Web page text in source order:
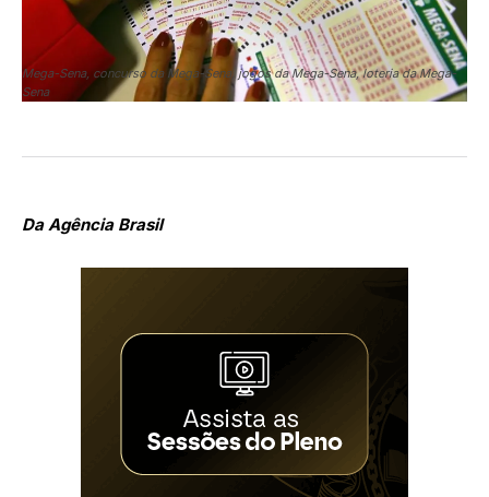
Mega-Sena, concurso da Mega-Sena, jogos da Mega-Sena, loteria da Mega-
Sena
Da Agência Brasil